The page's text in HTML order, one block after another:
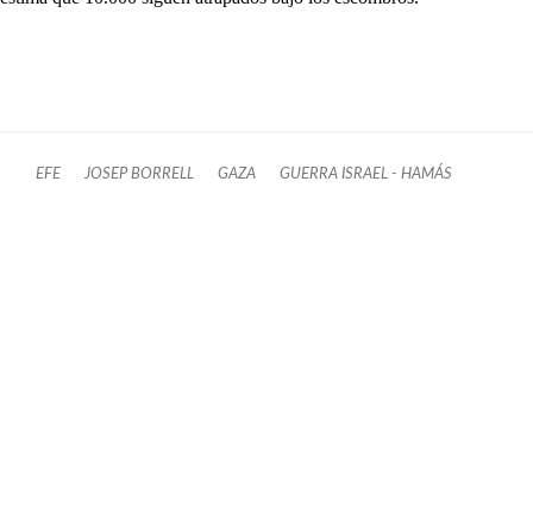
EFE JOSEP BORRELL GAZA GUERRA ISRAEL - HAMÁS